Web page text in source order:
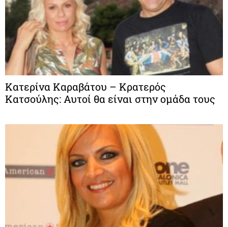
Κατερίνα Καραβάτου – Κρατερός
Κατσούλης: Αυτοί θα είναι στην ομάδα τους